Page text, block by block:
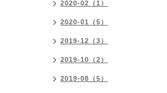
2020-02（1）
2020-01（5）
2019-12（3）
2019-10（2）
2019-08（5）